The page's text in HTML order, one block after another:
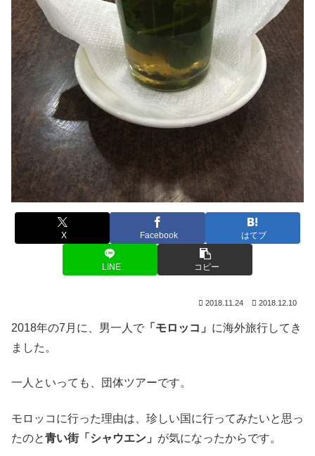
X Facebook はてブ
LINE コピー
2018.11.24 2018.12.10
2018年の7月に、男一人で 「モロッコ」 に海外旅行してき
ました。
一人といっても、団体ツアーです。
モロッコに行った理由は、珍しい国に行ってみたいと思っ
たのと青い街「シャウエン」 が気になったからです。